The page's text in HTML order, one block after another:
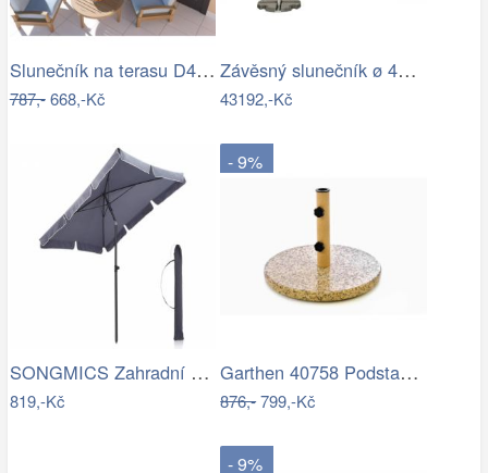
Slunečník na terasu D4164 Dekorhome
787,-668,-Kč
Závěsný slunečník ø 420 cm
43192,-Kč
SONGMICS Zahradní slunečník Royal…
819,-Kč
- 9%
Garthen 40758 Podstavec na slunečník…
876,-799,-Kč
- 9%